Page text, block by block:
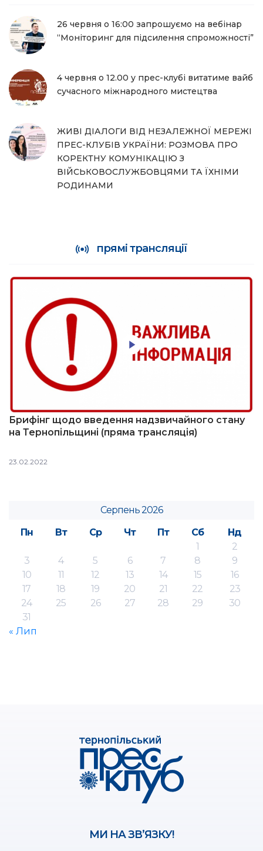
26 червня о 16:00 запрошуємо на вебінар
“Моніторинг для підсилення спроможності”
4 червня о 12.00 у прес-клубі витатиме вайб
сучасного міжнародного мистецтва
ЖИВІ ДІАЛОГИ ВІД НЕЗАЛЕЖНОЇ МЕРЕЖІ
ПРЕС-КЛУБІВ УКРАЇНИ: РОЗМОВА ПРО
КОРЕКТНУ КОМУНІКАЦІЮ З
ВІЙСЬКОВОСЛУЖБОВЦЯМИ ТА ЇХНІМИ
РОДИНАМИ
прямі трансляції
Брифінг щодо введення надзвичайного стану
на Тернопільщині (пряма трансляція)
23.02.2022
Серпень 2026
Пн
Вт Ср Чт Пт Сб
Нд
1
2
3
4 5 6 7 8
9
10
11 12 13 14 15
16
17
18 19 20 21 22
23
24
25 26 27 28 29
30
31
« Лип
МИ НА ЗВ’ЯЗКУ!